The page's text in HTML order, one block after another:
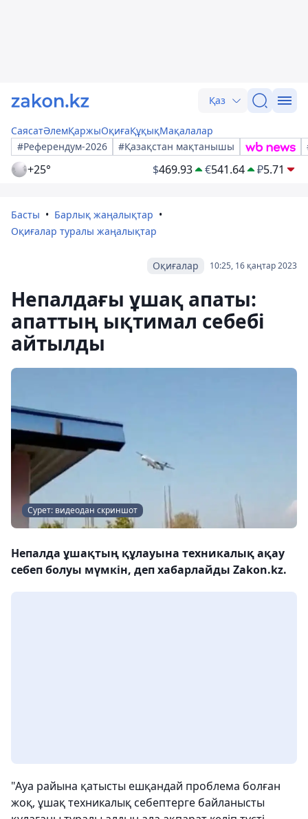
Қаз
СаясатӘлемҚаржыОқиғаҚұқықМақалалар
#Референдум-2026
#Қазақстан мақтанышы
+25° $469.93 €541.64 ₽5.71
Басты
Барлық жаңалықтар
Оқиғалар туралы жаңалықтар
10:25, 16 қаңтар 2023
Оқиғалар
Непалдағы ұшақ апаты:
апаттың ықтимал себебі
айтылды
Сурет: видеодан скриншот
Непалда ұшақтың құлауына техникалық ақау
себеп болуы мүмкін, деп хабарлайды Zakon.kz.
"Ауа райына қатысты ешқандай проблема болған
жоқ, ұшақ техникалық себептерге байланысты